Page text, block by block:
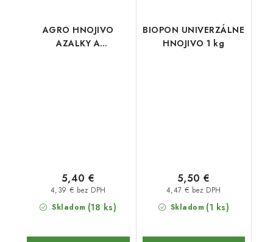
AGRO HNOJIVO
AZALKY A
Skladom (18 ks)
4,39 € bez DPH
5,40 €
BIOPON UNIVERZÁLNE
HNOJIVO 1 kg
Skladom (1 ks)
4,47 € bez DPH
5,50 €